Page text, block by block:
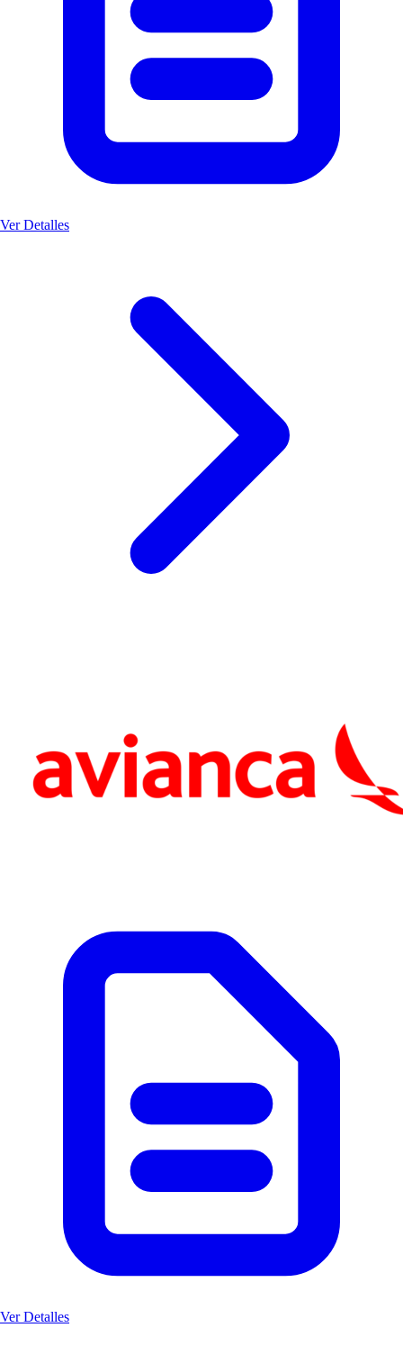
Ver Detalles
Ver Detalles